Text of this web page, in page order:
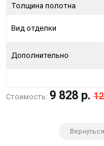
Толщина полотна
Вид отделки
Дополнительно
Стоимость: 9 828 р.